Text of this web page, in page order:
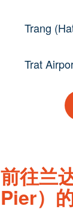
前往兰
Pier）
Trang
Trat